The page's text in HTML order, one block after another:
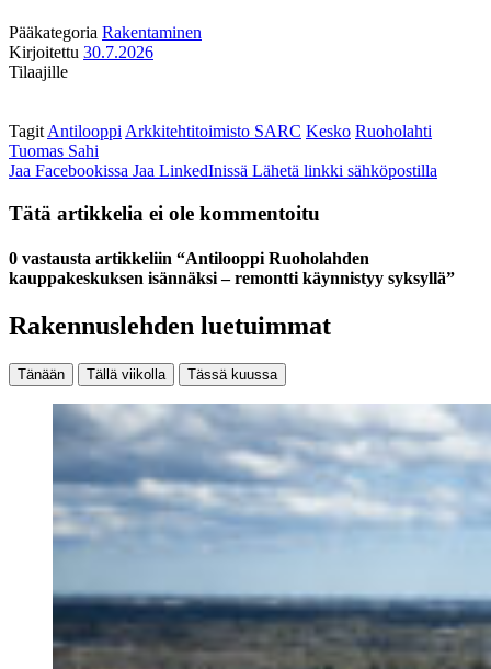
Pääkategoria Rakentaminen
Kirjoitettu 30.7.2026
Tilaajille
Tagit Antilooppi Arkkitehtitoimisto SARC Kesko Ruoholahti
Tuomas Sahi
Jaa Facebookissa Jaa LinkedInissä Lähetä linkki sähköpostilla
Tätä artikkelia ei ole kommentoitu
0 vastausta artikkeliin “Antilooppi Ruoholahden
kauppakeskuksen isännäksi – remontti käynnistyy syksyllä”
Rakennuslehden luetuimmat
Tänään Tällä viikolla Tässä kuussa